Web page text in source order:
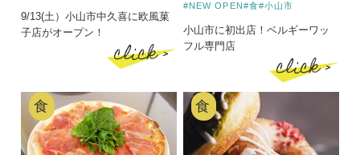
9/13(土）小山市中久喜に欧風菓
子店がオープン！
click >
#NEW OPEN#食#小山市
小山市に初出店！ベルギーワッ
フル専門店
click >
食 食